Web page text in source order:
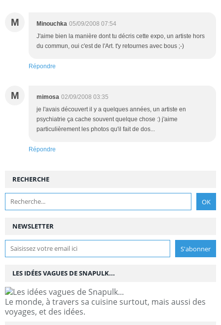
M Minouchka 05/09/2008 07:54
J'aime bien la manière dont tu décris cette expo, un artiste hors
du commun, oui c'est de l'Art. t'y retournes avec bous ;-)
Répondre
M mimosa 02/09/2008 03:35
je l'avais découvert il y a quelques années, un artiste en
psychiatrie ça cache souvent quelque chose :) j'aime
particulièrement les photos qu'il fait de dos...
Répondre
NEWSLETTER
RECHERCHE
LES IDÉES VAGUES DE SNAPULK...
Le monde, à travers sa cuisine surtout, mais aussi des
voyages, et des idées.